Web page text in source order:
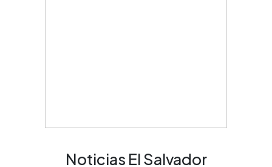
Noticias El Salvador